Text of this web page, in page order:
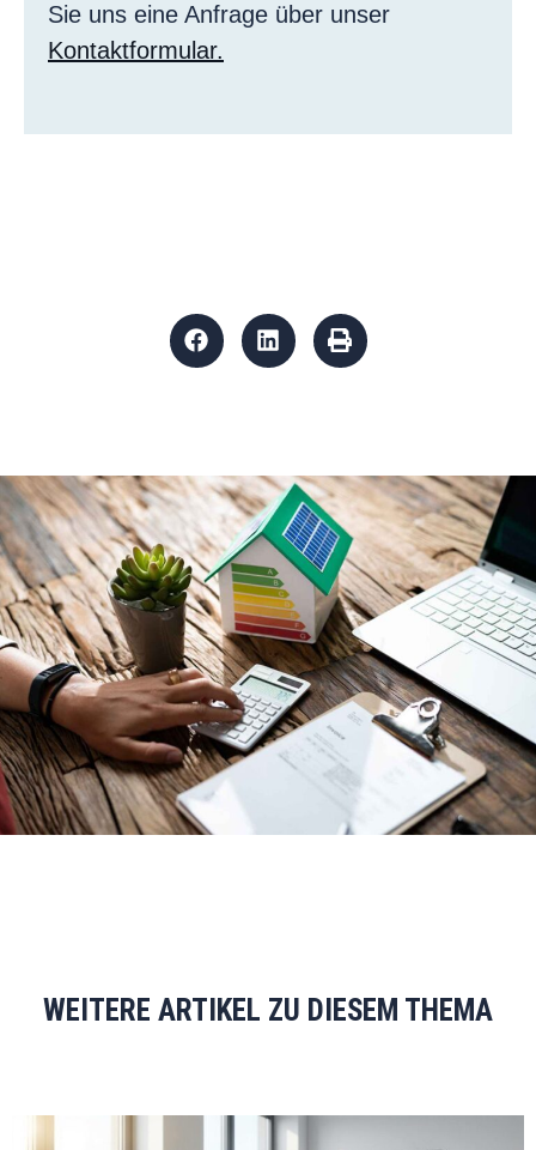
Sie uns eine Anfrage über unser
Kontaktformular.
WEITERE ARTIKEL ZU DIESEM THEMA